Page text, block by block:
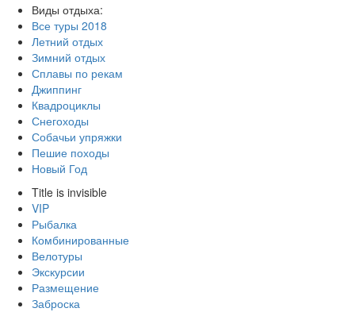
Виды отдыха:
Все туры 2018
Летний отдых
Зимний отдых
Сплавы по рекам
Джиппинг
Квадроциклы
Снегоходы
Собачьи упряжки
Пешие походы
Новый Год
Title is invisible
VIP
Рыбалка
Комбинированные
Велотуры
Экскурсии
Размещение
Заброска